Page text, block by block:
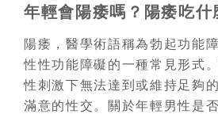
年輕會陽痿嗎？陽痿吃什
陽痿，醫學術語稱為勃起功能
性性功能障礙的一種常見形式
性刺激下無法達到或維持足夠
滿意的性交。關於年輕男性是